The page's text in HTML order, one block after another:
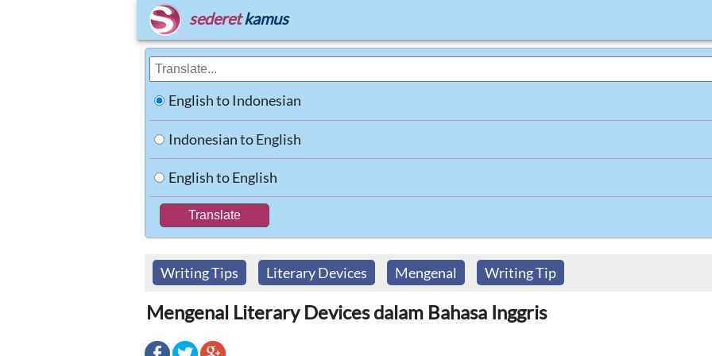
sederet kamus
English to Indonesian
Indonesian to English
English to English
Writing Tips Literary Devices Mengenal Writing Tip
Mengenal Literary Devices dalam Bahasa Inggris